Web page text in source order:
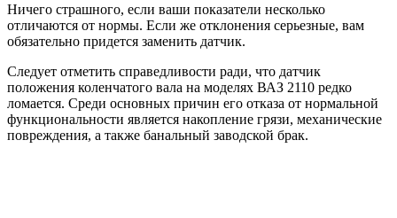
Ничего страшного, если ваши показатели несколько
отличаются от нормы. Если же отклонения серьезные, вам
обязательно придется заменить датчик.
Следует отметить справедливости ради, что датчик
положения коленчатого вала на моделях ВАЗ 2110 редко
ломается. Среди основных причин его отказа от нормальной
функциональности является накопление грязи, механические
повреждения, а также банальный заводской брак.